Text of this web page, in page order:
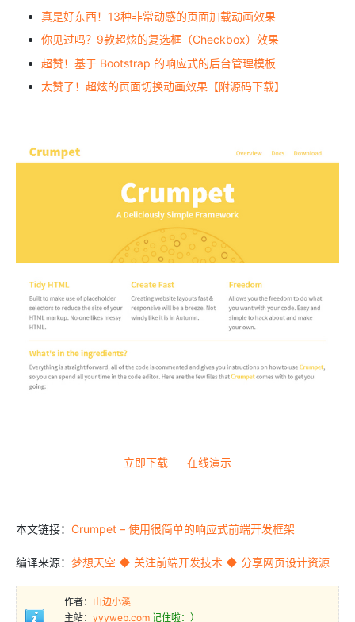
真是好东西！13种非常动感的页面加载动画效果
你见过吗？9款超炫的复选框（Checkbox）效果
超赞！基于 Bootstrap 的响应式的后台管理模板
太赞了！超炫的页面切换动画效果【附源码下载】
立即下载 在线演示
本文链接： Crumpet – 使用很简单的响应式前端开发框架
编译来源： 梦想天空 ◆ 关注前端开发技术 ◆ 分享网页设计资源
作者： 山边小溪
主站： yyyweb.com 记住啦：）